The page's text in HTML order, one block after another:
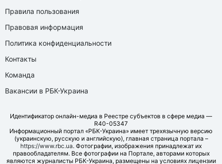
Правила пользования
Правовая информация
Политика конфиденциальности
Контакты
Команда
Вакансии в РБК-Украина
Идентификатор онлайн-медиа в Реестре субъектов в сфере медиа —
R40-05347
Информационный портал «РБК-Украина» имеет трехязычную версию
(украинскую, русскую и английскую), главная страница портала –
https://www.rbc.ua. Фотографии, изображения принадлежат их
правообладателям. Все фотографии на Портале, авторами которых
являются журналисты РБК-Украина, размещены на условиях лицензии